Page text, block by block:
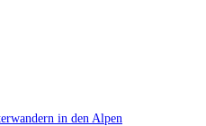
in den Alpen